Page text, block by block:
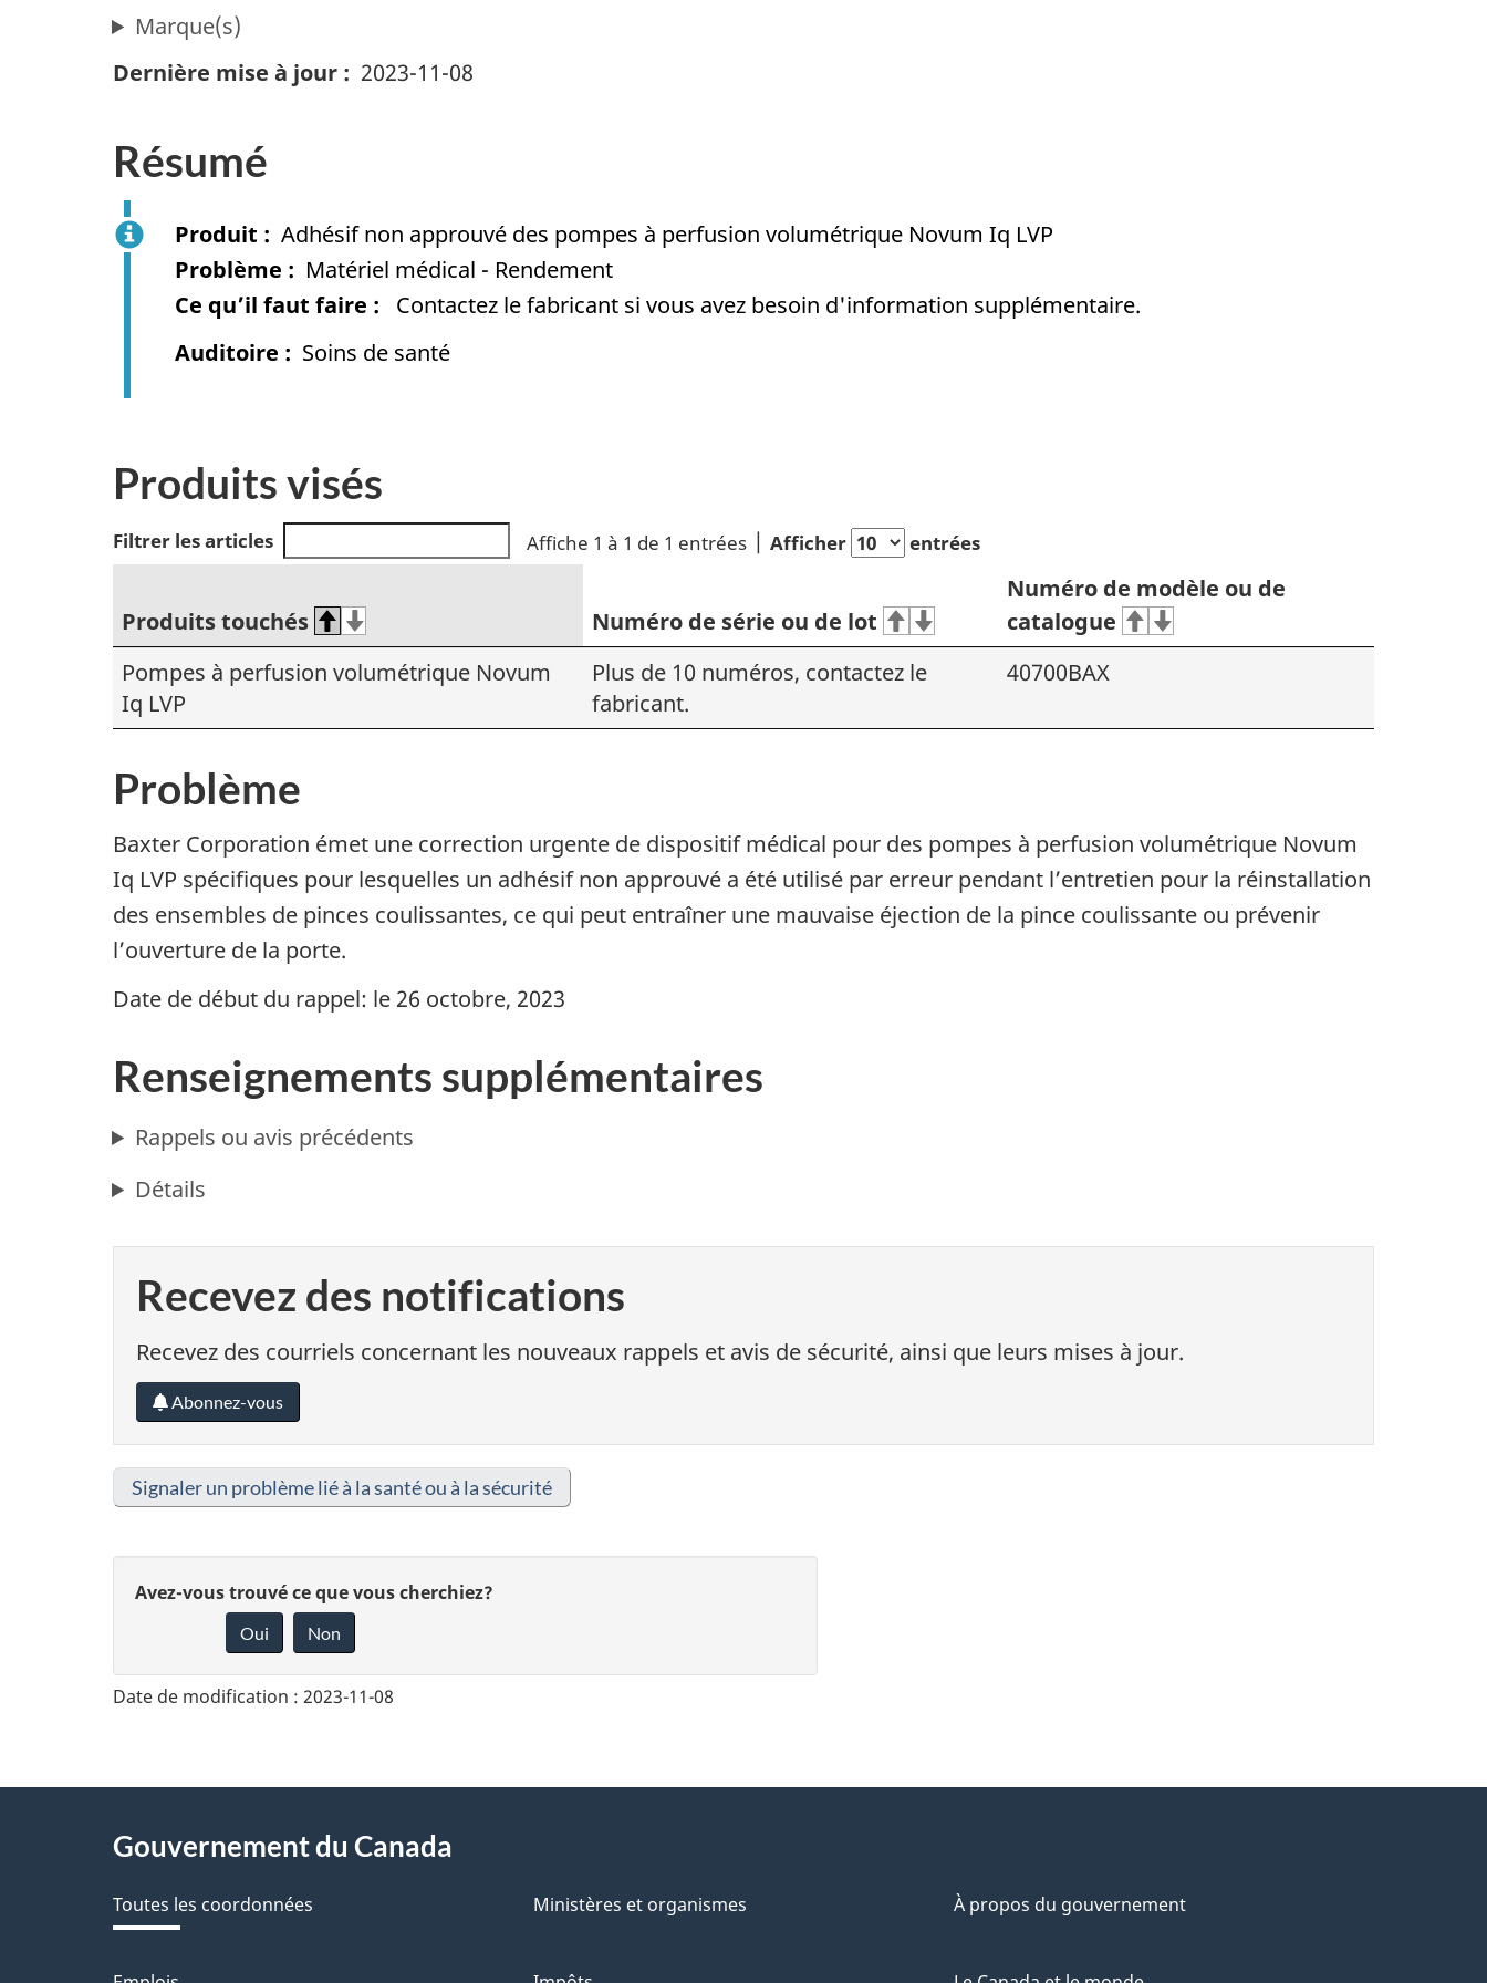
Marque(s)
Dernière mise à jour
2023-11-08
Résumé
Produit
Adhésif non approuvé des pompes à perfusion volumétrique Novum Iq LVP
Problème
Matériel médical - Rendement
Ce qu’il faut faire
Contactez le fabricant si vous avez besoin d'information supplémentaire.
Auditoire
Soins de santé
Produits visés
Filtrer les articles Affiche 1 à 1 de 1 entrées Afficher entrées
Produits touchés Numéro de série ou de lot
Numéro de modèle ou de
catalogue
Pompes à perfusion volumétrique Novum
Iq LVP
Plus de 10 numéros, contactez le
fabricant.
40700BAX
Problème
Baxter Corporation émet une correction urgente de dispositif médical pour des pompes à perfusion volumétrique Novum
Iq LVP spécifiques pour lesquelles un adhésif non approuvé a été utilisé par erreur pendant l’entretien pour la réinstallation
des ensembles de pinces coulissantes, ce qui peut entraîner une mauvaise éjection de la pince coulissante ou prévenir
l’ouverture de la porte.
Date de début du rappel: le 26 octobre, 2023
Renseignements supplémentaires
Rappels ou avis précédents
Détails
Recevez des notifications
Recevez des courriels concernant les nouveaux rappels et avis de sécurité, ainsi que leurs mises à jour.
Abonnez-vous
Signaler un problème lié à la santé ou à la sécurité
D
n
v
o
Avez-vous trouvé ce que vous cherchiez?
Oui Non
Date de modification : 2023-11-08
AboutGouvernement du Canada
Toutes les coordonnées Ministères et organismes À propos du gouvernement